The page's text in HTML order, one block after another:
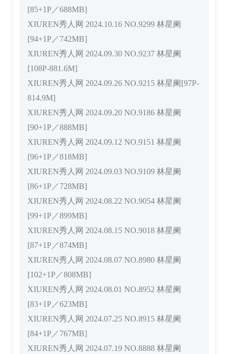
[85+1P／688MB]
XIUREN秀人网 2024.10.16 NO.9299 林星阑
[94+1P／742MB]
XIUREN秀人网 2024.09.30 NO.9237 林星阑
[108P-881.6M]
XIUREN秀人网 2024.09.26 NO.9215 林星阑[97P-
814.9M]
XIUREN秀人网 2024.09.20 NO.9186 林星阑
[90+1P／888MB]
XIUREN秀人网 2024.09.12 NO.9151 林星阑
[96+1P／818MB]
XIUREN秀人网 2024.09.03 NO.9109 林星阑
[86+1P／728MB]
XIUREN秀人网 2024.08.22 NO.9054 林星阑
[99+1P／899MB]
XIUREN秀人网 2024.08.15 NO.9018 林星阑
[87+1P／874MB]
XIUREN秀人网 2024.08.07 NO.8980 林星阑
[102+1P／808MB]
XIUREN秀人网 2024.08.01 NO.8952 林星阑
[83+1P／623MB]
XIUREN秀人网 2024.07.25 NO.8915 林星阑
[84+1P／767MB]
XIUREN秀人网 2024.07.19 NO.8888 林星阑